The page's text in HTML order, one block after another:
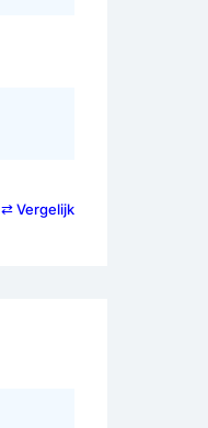
⇄ Vergelijk